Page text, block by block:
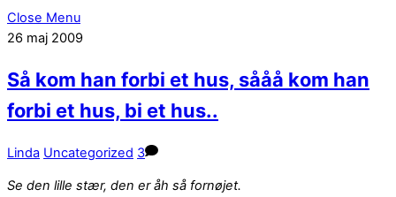
Close Menu
26 maj 2009
Så kom han forbi et hus, sååå kom han
forbi et hus, bi et hus..
Linda Uncategorized 3
Se den lille stær, den er åh så fornøjet.